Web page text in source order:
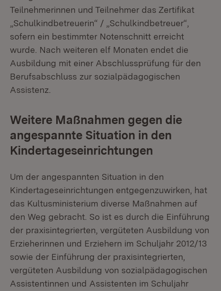
Teilnehmerinnen und Teilnehmer das Zertifikat
„Schulkindbetreuerin“ / „Schulkindbetreuer“,
sofern ein bestimmter Notenschnitt erreicht
wurde. Nach weiteren elf Monaten endet die
Ausbildung mit einer Abschlussprüfung für den
Berufsabschluss zur sozialpädagogischen
Assistenz.
Weitere Maßnahmen gegen die
angespannte Situation in den
Kindertageseinrichtungen
Um der angespannten Situation in den
Kindertageseinrichtungen entgegenzuwirken, hat
das Kultusministerium diverse Maßnahmen auf
den Weg gebracht. So ist es durch die Einführung
der praxisintegrierten, vergüteten Ausbildung von
Erzieherinnen und Erziehern im Schuljahr 2012/13
sowie der Einführung der praxisintegrierten,
vergüteten Ausbildung von sozialpädagogischen
Assistentinnen und Assistenten im Schuljahr